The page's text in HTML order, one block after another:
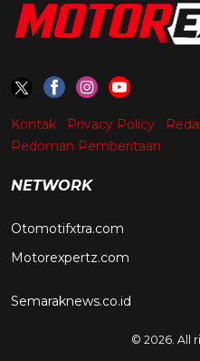
Kontak Privacy Policy
Pedoman Pemberitaan
NETWORK
Otomotifxtra.com
Motorexpertz.com
Semaraknews.co.id
© 2026. All